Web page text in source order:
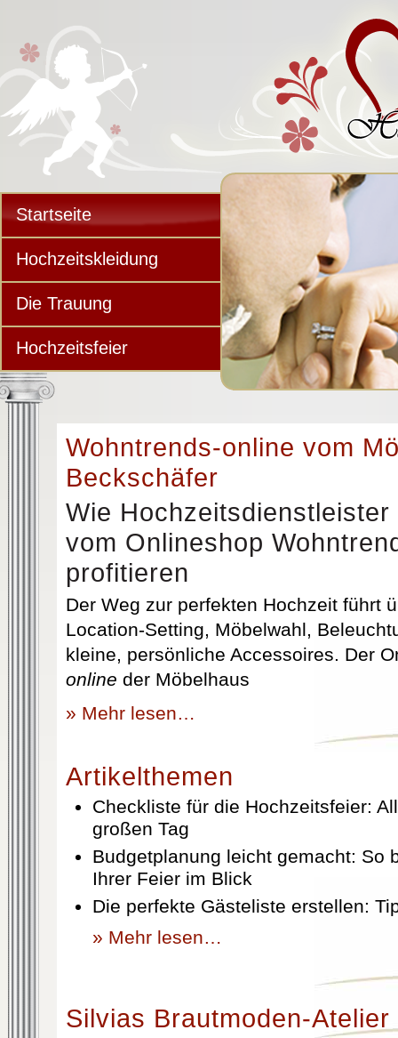
Startseite
Hochzeitskleidung
Die Trauung
Hochzeitsfeier
Wohntrends-online vom
Beckschäfer
Wie
vom Onlineshop
profitieren
Der Weg zur perfekten Hochzeit führt
Location-Setting, Möbelwahl,
kleine, persönliche Accessoires. Der
online der Möbelhaus
» Mehr lesen…
Artikelthemen
Checkliste für die Hochzeitsfeier:
großen Tag
Budgetplanung leicht gemacht: So
Ihrer Feier im Blick
Die perfekte Gästeliste erstellen:
» Mehr lesen…
Silvias Brautmoden-Atelier